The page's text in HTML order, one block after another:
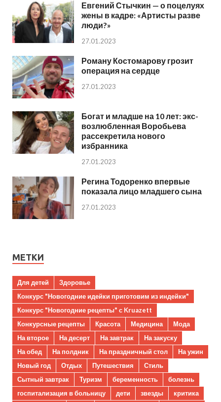
Евгений Стычкин — о поцелуях
жены в кадре: «Артисты разве
люди?»
27.01.2023
Роману Костомарову грозит
операция на сердце
27.01.2023
Богат и младше на 10 лет: экс-
возлюбленная Воробьева
рассекретила нового
избранника
27.01.2023
Регина Тодоренко впервые
показала лицо младшего сына
27.01.2023
МЕТКИ
Для детей
Здоровье
Конкурс "Новогодние идейки приготовим из индейки"
Конкурс "Новогодние рецепты" с Kruazett
Конкурсные рецепты
Красота Медицина
Мода
На второе
На десерт На завтрак
На закуску
На обед
На полдник На праздничный стол
На ужин
Новый год
Отдых Путешествия
Стиль
Сытный завтрак
Туризм беременность
болезнь
госпитализация в больницу
дети звезды
критика